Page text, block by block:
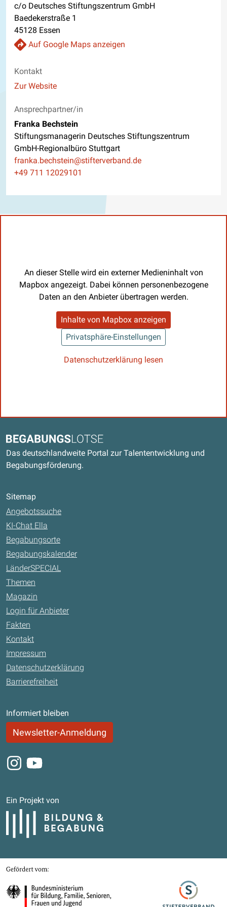
c/o Deutsches Stiftungszentrum GmbH
Baedekerstraße 1
45128 Essen
Auf Google Maps anzeigen
Kontakt
Website
Zur Website
Ansprechpartner/in
Franka Bechstein
Stiftungsmanagerin Deutsches Stiftungszentrum
GmbH-Regionalbüro Stuttgart
E-Mail
franka.bechstein@stifterverband.de
Telefon
+49 711 12029101
An dieser Stelle wird ein externer Medieninhalt von
Mapbox angezeigt. Dabei können personenbezogene
Daten an den Anbieter übertragen werden.
Inhalte von Mapbox anzeigen
Privatsphäre-Einstellungen
Datenschutzerklärung lesen
Begabungslotse
Das deutschlandweite Portal zur Talententwicklung und
Begabungsförderung.
Sitemap
Angebotssuche
KI-Chat Ella
Begabungsorte
Begabungskalender
LänderSPECIAL
Themen
Magazin
Login für Anbieter
Fakten
Kontakt
Impressum
Datenschutzerklärung
Barrierefreiheit
Informiert bleiben
Newsletter-Anmeldung
Instagram
Youtube
Ein Projekt von
Bildung und Begabung
Gefördert von
Bundesministerium für Bildung, Familie, Senioren, Frauen und Jugend
Stifterverband